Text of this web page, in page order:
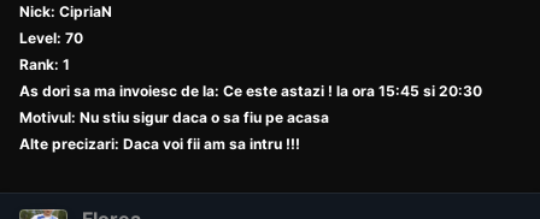
Nick: CipriaN
Level: 70
Rank: 1
As dori sa ma invoiesc de la: Ce este astazi ! la ora 15:45 si 20:30
Motivul: Nu stiu sigur daca o sa fiu pe acasa
Alte precizari: Daca voi fii am sa intru !!!